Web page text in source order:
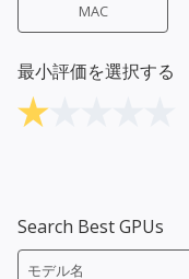
MAC
最小評価を選択する
Search Best GPUs